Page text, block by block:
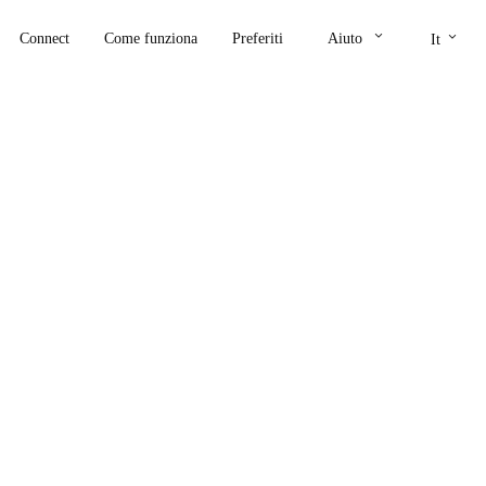
Connect Come funziona Preferiti Aiuto keyboard_arrow_down It keyboard_arrow_down